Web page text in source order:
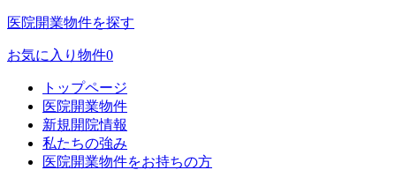
医院開業物件を探す
お気に入り物件0
トップページ
医院開業物件
新規開院情報
私たちの強み
医院開業物件をお持ちの方